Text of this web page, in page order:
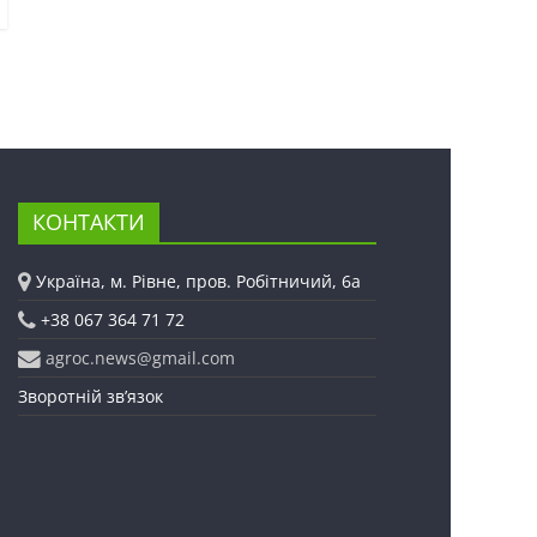
КОНТАКТИ
Україна, м. Рівне, пров. Робітничий, 6а
+38 067 364 71 72
agroc.news@gmail.com
Зворотній зв’язок